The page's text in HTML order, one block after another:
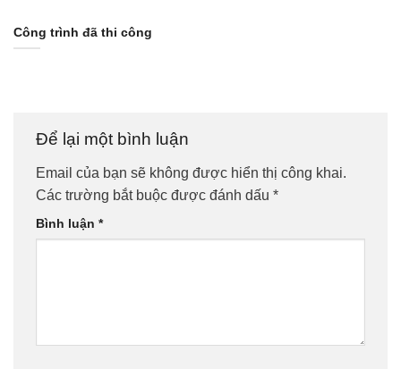
Công trình đã thi công
Để lại một bình luận
Email của bạn sẽ không được hiển thị công khai.
Các trường bắt buộc được đánh dấu *
Bình luận *